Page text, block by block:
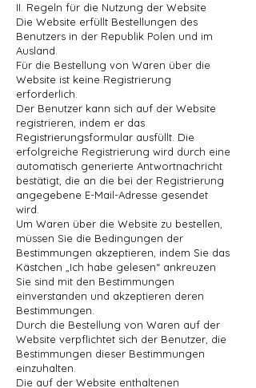
II. Regeln für die Nutzung der Website
Die Website erfüllt Bestellungen des
Benutzers in der Republik Polen und im
Ausland.
Für die Bestellung von Waren über die
Website ist keine Registrierung
erforderlich.
Der Benutzer kann sich auf der Website
registrieren, indem er das
Registrierungsformular ausfüllt. Die
erfolgreiche Registrierung wird durch eine
automatisch generierte Antwortnachricht
bestätigt, die an die bei der Registrierung
angegebene E-Mail-Adresse gesendet
wird.
Um Waren über die Website zu bestellen,
müssen Sie die Bedingungen der
Bestimmungen akzeptieren, indem Sie das
Kästchen „Ich habe gelesen“ ankreuzen
Sie sind mit den Bestimmungen
einverstanden und akzeptieren deren
Bestimmungen.
Durch die Bestellung von Waren auf der
Website verpflichtet sich der Benutzer, die
Bestimmungen dieser Bestimmungen
einzuhalten.
Die auf der Website enthaltenen